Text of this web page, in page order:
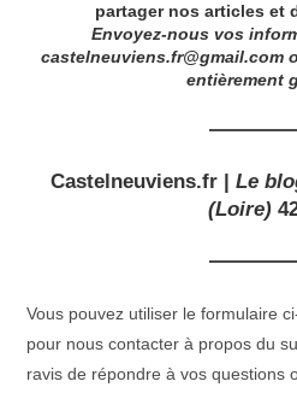
partager nos articles et
Envoyez-nous vos
castelneuviens.fr@gmail.com
entièrement
Castelneuviens.fr| Le
(Loire)
Vous pouvez utiliser le formulaire
pour nous contacter à propos du
ravis de répondre à vos questions